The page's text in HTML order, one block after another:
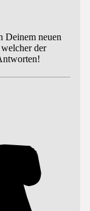
Deinem neuen
der